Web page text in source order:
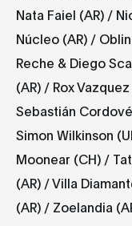
Nata Faiel (AR) /
Núcleo (AR) /
Reche & Diego
(AR) / Rox
Sebastián
Simon Wilkinson
Moonear (CH) /
(AR) / Villa
(AR) / Zoelandia